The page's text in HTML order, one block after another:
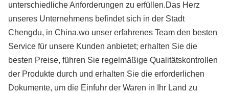
unterschiedliche Anforderungen zu erfüllen.Das Herz
unseres Unternehmens befindet sich in der Stadt
Chengdu, in China.wo unser erfahrenes Team den besten
Service für unsere Kunden anbietet; erhalten Sie die
besten Preise, führen Sie regelmäßige Qualitätskontrollen
der Produkte durch und erhalten Sie die erforderlichen
Dokumente, um die Einfuhr der Waren in Ihr Land zu